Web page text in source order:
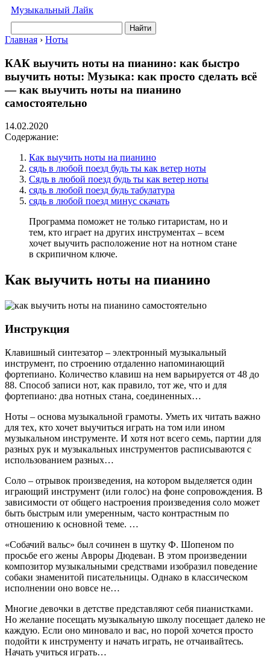
Музыкальный Лайк
Найти
Главная › Ноты
КАК выучить ноты на пианино: как быстро
выучить ноты: Музыка: как просто сделать всё
— как выучить ноты на пианино
самостоятельно
14.02.2020
Содержание:
Как выучить ноты на пианино
сядь в любой поезд будь ты как ветер ноты
Сядь в любой поезд будь ты как ветер ноты
сядь в любой поезд будь табулатура
сядь в любой поезд минус скачать
Программа поможет не только гитаристам, но и
тем, кто играет на других инструментах – всем
хочет выучить расположение нот на нотном стане
в скрипичном ключе.
Как выучить ноты на пианино
Инструкция
Клавишный синтезатор – электронный музыкальный
инструмент, по строению отдаленно напоминающий
фортепиано. Количество клавиш на нем варьируется от 48 до
88. Способ записи нот, как правило, тот же, что и для
фортепиано: два нотных стана, соединенных…
Ноты – основа музыкальной грамоты. Уметь их читать важно
для тех, кто хочет выучиться играть на том или ином
музыкальном инструменте. И хотя нот всего семь, партии для
разных рук и музыкальных инструментов расписываются с
использованием разных…
Соло – отрывок произведения, на котором выделяется один
играющий инструмент (или голос) на фоне сопровождения. В
зависимости от общего настроения произведения соло может
быть быстрым или умеренным, часто контрастным по
отношению к основной теме. …
«Собачий вальс» был сочинен в шутку Ф. Шопеном по
просьбе его жены Авроры Дюдеван. В этом произведении
композитор музыкальными средствами изобразил поведение
собаки знаменитой писательницы. Однако в классическом
исполнении оно вовсе не…
Многие девочки в детстве представляют себя пианистками.
Но желание посещать музыкальную школу посещает далеко не
каждую. Если оно миновало и вас, но порой хочется просто
подойти к инструменту и начать играть, не отчаивайтесь.
Начать учиться играть…